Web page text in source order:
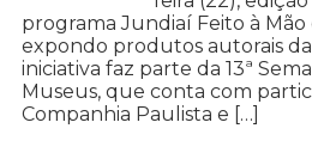
programa Jundiaí Feito à Mão
expondo produtos autorais
iniciativa faz parte da 13ª
Museus, que conta com
Companhia Paulista e […]